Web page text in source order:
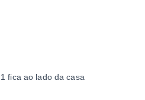
fica ao lado da casa